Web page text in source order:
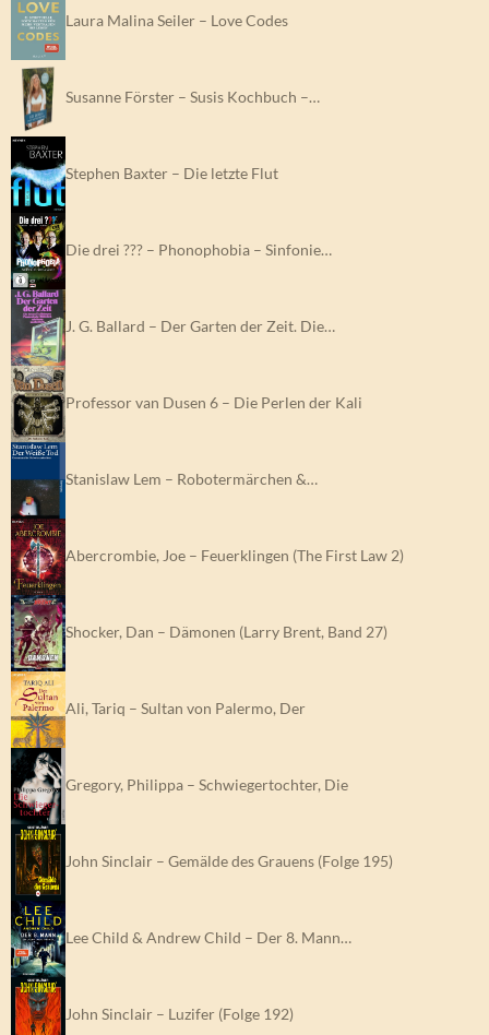
Laura Malina Seiler – Love Codes
Susanne Förster – Susis Kochbuch –…
Stephen Baxter – Die letzte Flut
Die drei ??? – Phonophobia – Sinfonie…
J. G. Ballard – Der Garten der Zeit. Die…
Professor van Dusen 6 – Die Perlen der Kali
Stanislaw Lem – Robotermärchen &…
Abercrombie, Joe – Feuerklingen (The First Law 2)
Shocker, Dan – Dämonen (Larry Brent, Band 27)
Ali, Tariq – Sultan von Palermo, Der
Gregory, Philippa – Schwiegertochter, Die
John Sinclair – Gemälde des Grauens (Folge 195)
Lee Child & Andrew Child – Der 8. Mann…
John Sinclair – Luzifer (Folge 192)